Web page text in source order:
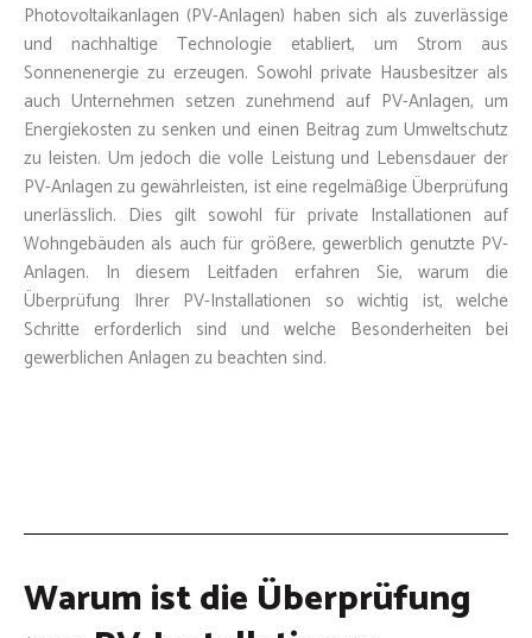
Photovoltaikanlagen (PV-Anlagen) haben sich als zuverlässige
und nachhaltige Technologie etabliert, um Strom aus
Sonnenenergie zu erzeugen. Sowohl private Hausbesitzer als
auch Unternehmen setzen zunehmend auf PV-Anlagen, um
Energiekosten zu senken und einen Beitrag zum Umweltschutz
zu leisten. Um jedoch die volle Leistung und Lebensdauer der
PV-Anlagen zu gewährleisten, ist eine regelmäßige Überprüfung
unerlässlich. Dies gilt sowohl für private Installationen auf
Wohngebäuden als auch für größere, gewerblich genutzte PV-
Anlagen. In diesem Leitfaden erfahren Sie, warum die
Überprüfung Ihrer PV-Installationen so wichtig ist, welche
Schritte erforderlich sind und welche Besonderheiten bei
gewerblichen Anlagen zu beachten sind.
Warum ist die Überprüfung